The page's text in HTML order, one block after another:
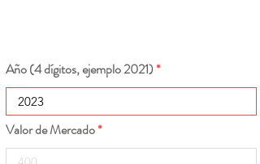
Año (4 dígitos, ejemplo 2021)
Valor de Mercado